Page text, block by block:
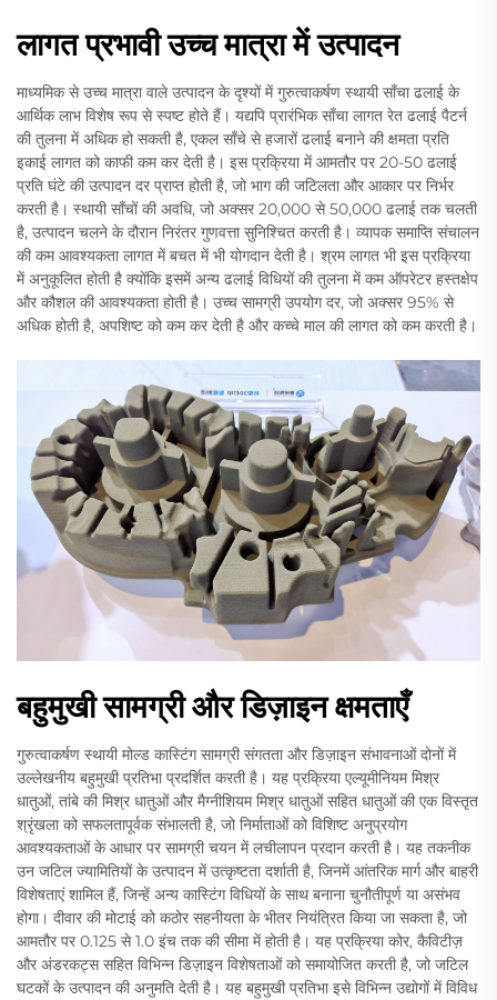
लागत प्रभावी उच्च मात्रा में उत्पादन
माध्यमिक से उच्च मात्रा वाले उत्पादन के दृश्यों में गुरुत्वाकर्षण स्थायी साँचा ढलाई के
आर्थिक लाभ विशेष रूप से स्पष्ट होते हैं। यद्यपि प्रारंभिक साँचा लागत रेत ढलाई पैटर्न
की तुलना में अधिक हो सकती है, एकल साँचे से हजारों ढलाई बनाने की क्षमता प्रति
इकाई लागत को काफी कम कर देती है। इस प्रक्रिया में आमतौर पर 20-50 ढलाई
प्रति घंटे की उत्पादन दर प्राप्त होती है, जो भाग की जटिलता और आकार पर निर्भर
करती है। स्थायी साँचों की अवधि, जो अक्सर 20,000 से 50,000 ढलाई तक चलती
है, उत्पादन चलने के दौरान निरंतर गुणवत्ता सुनिश्चित करती है। व्यापक समाप्ति संचालन
की कम आवश्यकता लागत में बचत में भी योगदान देती है। श्रम लागत भी इस प्रक्रिया
में अनुकूलित होती है क्योंकि इसमें अन्य ढलाई विधियों की तुलना में कम ऑपरेटर हस्तक्षेप
और कौशल की आवश्यकता होती है। उच्च सामग्री उपयोग दर, जो अक्सर 95% से
अधिक होती है, अपशिष्ट को कम कर देती है और कच्चे माल की लागत को कम करती है।
बहुमुखी सामग्री और डिज़ाइन क्षमताएँ
गुरुत्वाकर्षण स्थायी मोल्ड कास्टिंग सामग्री संगतता और डिज़ाइन संभावनाओं दोनों में
उल्लेखनीय बहुमुखी प्रतिभा प्रदर्शित करती है। यह प्रक्रिया एल्यूमीनियम मिश्र
धातुओं, तांबे की मिश्र धातुओं और मैग्नीशियम मिश्र धातुओं सहित धातुओं की एक विस्तृत
श्रृंखला को सफलतापूर्वक संभालती है, जो निर्माताओं को विशिष्ट अनुप्रयोग
आवश्यकताओं के आधार पर सामग्री चयन में लचीलापन प्रदान करती है। यह तकनीक
उन जटिल ज्यामितियों के उत्पादन में उत्कृष्टता दर्शाती है, जिनमें आंतरिक मार्ग और बाहरी
विशेषताएं शामिल हैं, जिन्हें अन्य कास्टिंग विधियों के साथ बनाना चुनौतीपूर्ण या असंभव
होगा। दीवार की मोटाई को कठोर सहनीयता के भीतर नियंत्रित किया जा सकता है, जो
आमतौर पर 0.125 से 1.0 इंच तक की सीमा में होती है। यह प्रक्रिया कोर, कैविटीज़
और अंडरकट्स सहित विभिन्न डिज़ाइन विशेषताओं को समायोजित करती है, जो जटिल
घटकों के उत्पादन की अनुमति देती है। यह बहुमुखी प्रतिभा इसे विभिन्न उद्योगों में विविध